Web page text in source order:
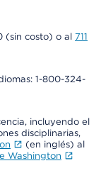
(sin costo) o al 711
1-800-324-
incluyendo el
disciplinarias,
(en inglés) al
Washington